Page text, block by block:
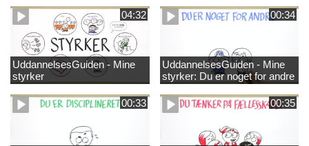
04:32
UddannelsesGuiden - Mine
styrker
00:34
UddannelsesGuiden - Mine
styrker: Du er noget for andre
00:33 00:35